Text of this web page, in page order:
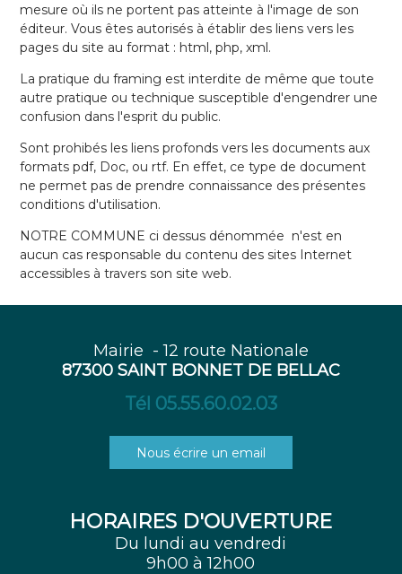
mesure où ils ne portent pas atteinte à l'image de son
éditeur. Vous êtes autorisés à établir des liens vers les
pages du site au format : html, php, xml.
La pratique du framing est interdite de même que toute
autre pratique ou technique susceptible d'engendrer une
confusion dans l'esprit du public.
Sont prohibés les liens profonds vers les documents aux
formats pdf, Doc, ou rtf. En effet, ce type de document
ne permet pas de prendre connaissance des présentes
conditions d'utilisation.
NOTRE COMMUNE ci dessus dénommée n'est en
aucun cas responsable du contenu des sites Internet
accessibles à travers son site web.
Mairie - 12 route Nationale
87300 SAINT BONNET DE BELLAC
Tél 05.55.60.02.03
Nous écrire un email
HORAIRES D'OUVERTURE
Du lundi au vendredi
9h00 à 12h00